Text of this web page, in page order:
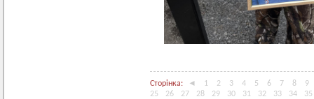
Сторінка: ◄ 1 2 3 4 5 6 7 8
9
25
26 27 28 29 30 31 32 33 34
35